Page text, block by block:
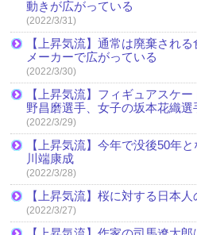
動きが広がっている
(2022/3/31)
【上昇気流】通常は廃棄され
メーカーで広がっている
(2022/3/30)
【上昇気流】フィギュアスケ
野昌磨選手、女子の坂本花織選
(2022/3/29)
【上昇気流】今年で没後50年
川端康成
(2022/3/28)
【上昇気流】桜に対する日本
(2022/3/27)